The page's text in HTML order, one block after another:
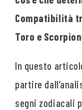
Compatibilità
Toro e
In questo
partire
segni zodiacali